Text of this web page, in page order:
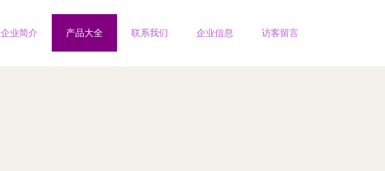
企业简介 产品大全 联系我们 企业信息 访客留言